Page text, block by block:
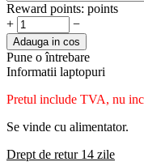
Reward points: points
+
−
Adauga in cos
Pune o întrebare
Informatii laptopuri
Pretul include TVA, nu
Se vinde cu alimentator.
Drept de retur 14 zile